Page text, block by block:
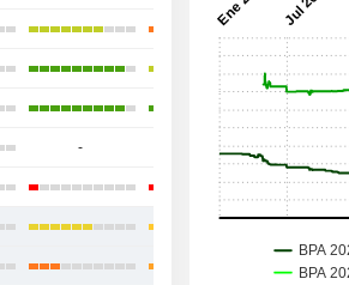
+39,87 %
+37,87 %
+54,7 %
- -
-5,19 %
+18,73 %